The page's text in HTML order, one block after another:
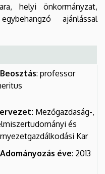
helyi önkormányzat,
ajánlással
Beosztás: professor
Mezőgazdaság-,
és
Kar
Adományozás éve: 2013